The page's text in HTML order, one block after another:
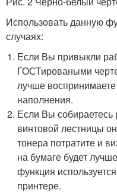
Использовать данную
случаях:
Если Вы привыкли
ГОСТироваными
лучше
наполнения.
Если Вы собираетесь
винтовой лестницы
тонера потратите и
на бумаге будет
функция
принтере.